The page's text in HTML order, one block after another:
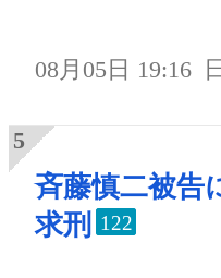
08月05日 19:16
斉藤慎二被告
求刑
122